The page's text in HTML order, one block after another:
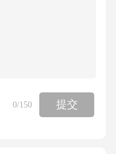
约定的义务。2.3
照合同约定履行
同约定，应承担
0/150 提交